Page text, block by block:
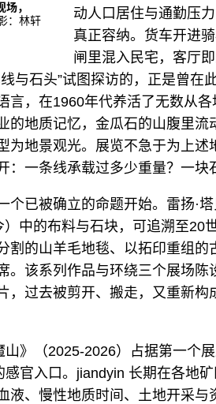
，
：林轩
动人口居住与通勤压
真正容纳。货车开进
闸里混入民宅，客厅
与石头”试图探访的，正是曾在
言，在1960年代养活了无数从
的地质记忆，金瓜石的山腹里流
为地景观光。展览不急于为上述
：一条线承载过多少重量？一块
个已被确立的命题开始。雷扬·
）中的布料与石块，可追溯至20
割的山羊毛地毯、以拓印重组的
。该系列作品与环绕三个展场陈
，过去被剪开、搬走，又重新构
》（2025-2026）占据第一个
感官入口。jiandyin 长期在各地
液、慢性地质时间、土地开采与